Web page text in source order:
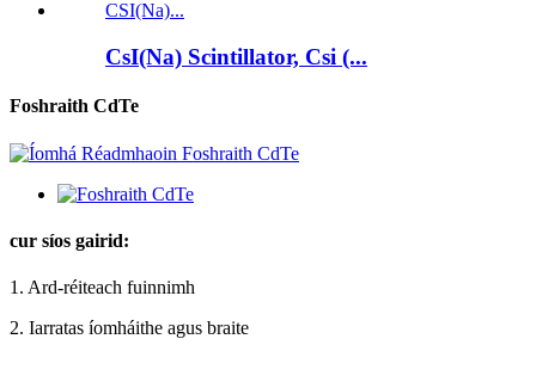
CsI(Na) Scintillator, Csi (...
Foshraith CdTe
cur síos gairid:
1. Ard-réiteach fuinnimh
2. Iarratas íomháithe agus braite